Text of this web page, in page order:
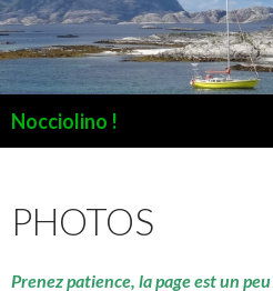
Nocciolino !
PHOTOS
Prenez patience, la page est un